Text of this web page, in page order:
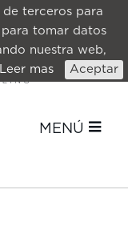
de terceros para
tomar datos
nuestra web,
Leer mas Aceptar
MENÚ